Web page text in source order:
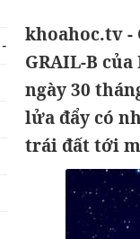
khoahoc.tv -
GRAIL-B
ngày 30
lửa đẩy có
trái đất tới
UFO